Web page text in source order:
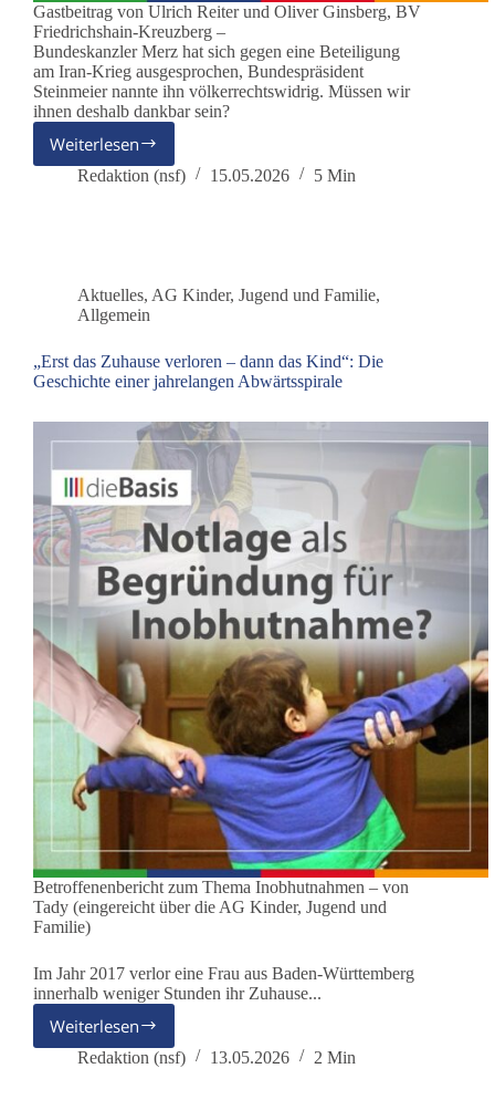
Gastbeitrag von Ulrich Reiter und Oliver Ginsberg, BV
Friedrichshain-Kreuzberg –
Bundeskanzler Merz hat sich gegen eine Beteiligung
am Iran-Krieg ausgesprochen, Bundespräsident
Steinmeier nannte ihn völkerrechtswidrig. Müssen wir
ihnen deshalb dankbar sein?
Weiterlesen
Müssen
wir
sein?
Redaktion (nsf) 15.05.2026 5 Min
Aktuelles, AG Kinder, Jugend und Familie,
Allgemein
„Erst das Zuhause verloren – dann das Kind“: Die
Geschichte einer jahrelangen Abwärtsspirale
Betroffenenbericht zum Thema Inobhutnahmen – von
Tady (eingereicht über die AG Kinder, Jugend und
Familie)
Im Jahr 2017 verlor eine Frau aus Baden-Württemberg
innerhalb weniger Stunden ihr Zuhause...
Weiterlesen
„Erst
das
Redaktion (nsf) 13.05.2026 2 Min